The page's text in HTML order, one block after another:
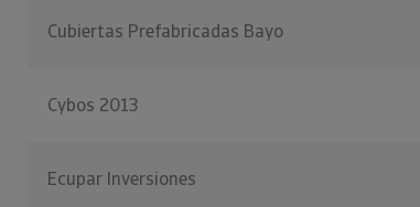
Cubiertas Prefabricadas Bayo
Cybos 2013
Ecupar Inversiones